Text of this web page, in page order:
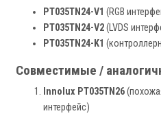
PT035TN24-V1 (RGB
PT035TN24-V2(LVDS
PT035TN24-K1
Совместимые /
Innolux PT035TN26
интерфейс)